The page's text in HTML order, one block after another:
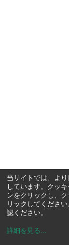
当サイトでは、よ
しています。クッ
ンをクリックし、
リックしてくださ
認ください。
詳細を見る ...